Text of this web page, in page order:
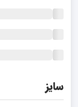
سایز